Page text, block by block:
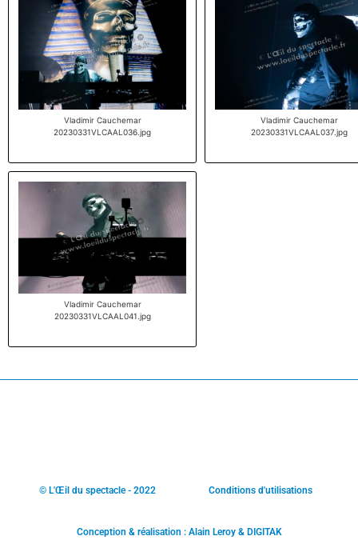
Vladimir Cauchemar
20230331VLCAAL036.jpg
Vladimir Cauchemar
20230331VLCAAL037.jpg
Vladimir Cauchemar
20230331VLCAAL041.jpg
© L'Œil du spectacle - 2022 Conditions d'utilisations
Conception & réalisation : Alain Leroy & DIGITAK